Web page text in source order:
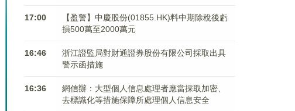
17:00
【盈警】中慶股份(01855.HK)料中期除稅後虧
損500萬至2000萬元
16:46
浙江證監局對財通證券股份有限公司採取出具
警示函措施
16:36
網信辦：大型個人信息處理者應當採取加密、
去標識化等措施保障所處理個人信息安全